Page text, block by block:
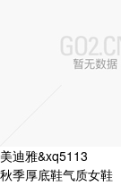
美迪雅&xq5113
秋季厚底鞋气质女鞋